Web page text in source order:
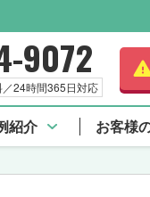
9072
24時間365日対応
紹介 お客様